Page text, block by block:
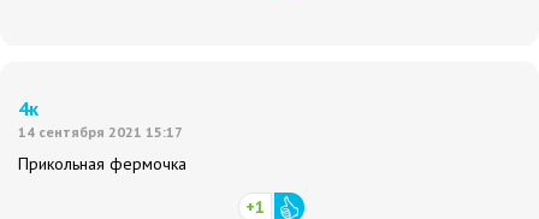
4к
14 сентября 2021 15:17
Прикольная фермочка
+1